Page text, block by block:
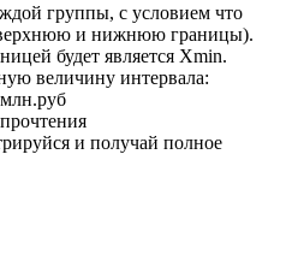
группы, с условием что
и нижнюю границы).
будет является Xmin.
величину интервала:
и получай полное